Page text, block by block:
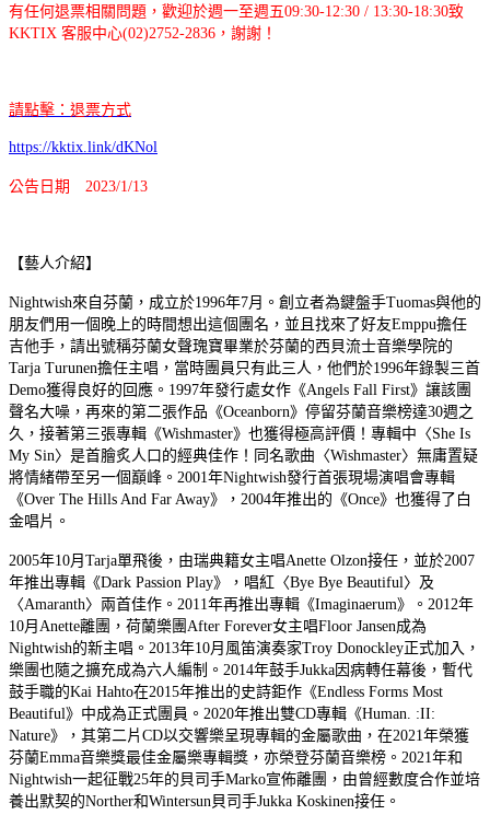
有任何退票相關問題，歡迎於週一至週五09:30-12:30 / 13:30-18:30致
KKTIX 客服中心(02)2752-2836，謝謝！
請點擊：退票方式
https://kktix.link/dKNol
公告日期 2023/1/13
【藝人介紹】
Nightwish來自芬蘭，成立於1996年7月。創立者為鍵盤手Tuomas與他的
朋友們用一個晚上的時間想出這個團名，並且找來了好友Emppu擔任
吉他手，請出號稱芬蘭女聲瑰寶畢業於芬蘭的西貝流士音樂學院的
Tarja Turunen擔任主唱，當時團員只有此三人，他們於1996年錄製三首
Demo獲得良好的回應。1997年發行處女作《Angels Fall First》讓該團
聲名大噪，再來的第二張作品《Oceanborn》停留芬蘭音樂榜達30週之
久，接著第三張專輯《Wishmaster》也獲得極高評價！專輯中〈She Is
My Sin〉是首膾炙人口的經典佳作！同名歌曲〈Wishmaster〉無庸置疑
將情緒帶至另一個巔峰。2001年Nightwish發行首張現場演唱會專輯
《Over The Hills And Far Away》，2004年推出的《Once》也獲得了白
金唱片。
2005年10月Tarja單飛後，由瑞典籍女主唱Anette Olzon接任，並於2007
年推出專輯《Dark Passion Play》，唱紅〈Bye Bye Beautiful〉及
〈Amaranth〉兩首佳作。2011年再推出專輯《Imaginaerum》。2012年
10月Anette離團，荷蘭樂團After Forever女主唱Floor Jansen成為
Nightwish的新主唱。2013年10月風笛演奏家Troy Donockley正式加入，
樂團也隨之擴充成為六人編制。2014年鼓手Jukka因病轉任幕後，暫代
鼓手職的Kai Hahto在2015年推出的史詩鉅作《Endless Forms Most
Beautiful》中成為正式團員。2020年推出雙CD專輯《Human. :II:
Nature》，其第二片CD以交響樂呈現專輯的金屬歌曲，在2021年榮獲
芬蘭Emma音樂獎最佳金屬樂專輯獎，亦榮登芬蘭音樂榜。2021年和
Nightwish一起征戰25年的貝司手Marko宣佈離團，由曾經數度合作並培
養出默契的Norther和Wintersun貝司手Jukka Koskinen接任。